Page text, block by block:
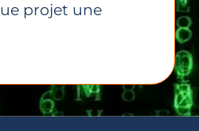
projet une